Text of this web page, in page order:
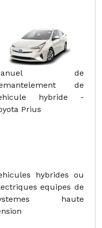
de
de
hybride -
Prius
hybrides ou
equipes de
haute